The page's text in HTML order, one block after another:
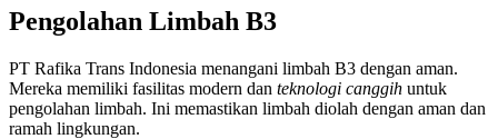
Pengolahan Limbah B3
PT Rafika Trans Indonesia menangani limbah B3 dengan aman.
Mereka memiliki fasilitas modern dan teknologi canggih untuk
pengolahan limbah. Ini memastikan limbah diolah dengan aman dan
ramah lingkungan.